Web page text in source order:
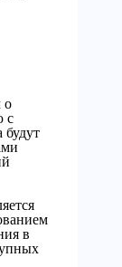
о
с
будут
в